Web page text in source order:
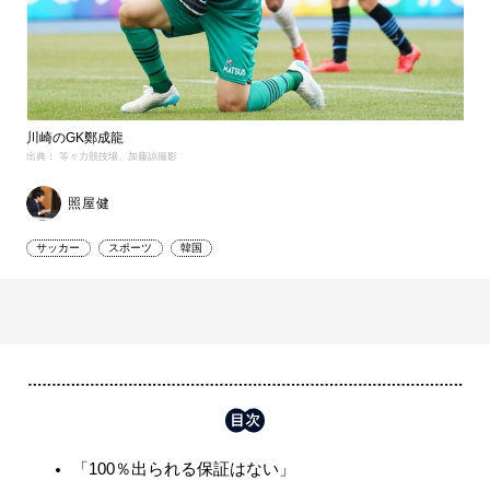
川崎のGK鄭成龍
出典： 等々力競技場、加藤諒撮影
照屋健
サッカー スポーツ 韓国
「100％出られる保証はない」